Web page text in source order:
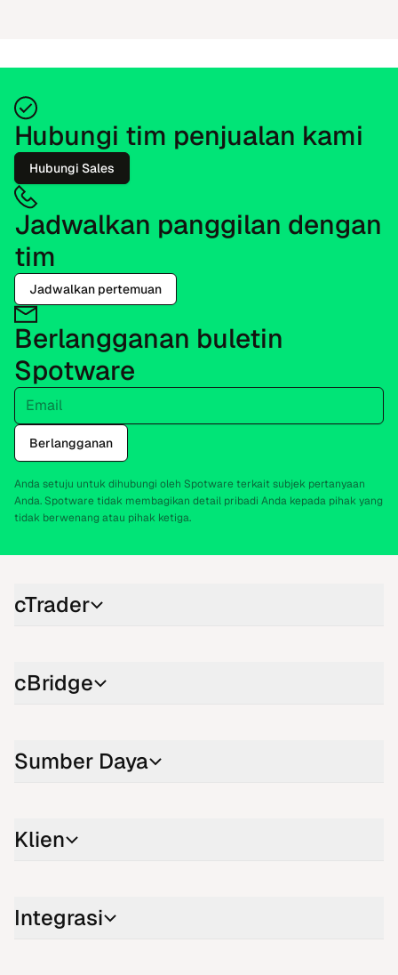
Hubungi tim penjualan kami
Hubungi Sales
Jadwalkan panggilan dengan
tim
Jadwalkan pertemuan
Berlangganan buletin
Spotware
Email
Berlangganan
Anda setuju untuk dihubungi oleh Spotware terkait subjek pertanyaan
Anda. Spotware tidak membagikan detail pribadi Anda kepada pihak yang
tidak berwenang atau pihak ketiga.
cTrader
cBridge
Sumber Daya
Klien
Integrasi